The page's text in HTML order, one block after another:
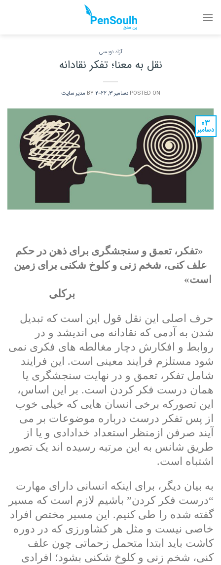
آزاد نویسی
نقل به معنا؛ تفکر نقادانه
POSTED ON دسامبر 3, 2022 BY مدیر سایت
03
دسامبر
«تفکر، تعمق و سنجشگری برای ذهن در حکم
علف کنی، شخم زنی و کلوخ شکنی برای زمین
است»
برکلی
حرف اصلی این نقل قول این است که تبدیل
شدن به آدمی که نقادانه می اندیشد و در
روابط و افکارش دچار مغالطه های فکری نمی
شود مستلزم فرایند معینی است. این فرایند
شامل تفکر، تعمق و در نهایت سنجشگری یا
همان درست فکر کردن است. بر این اساس،
این تصورکه برخی انسان هایی که خیلی خوب
از پس تفکر درست درباره موضوعات بر می
آیند صرفن ازمنظر استعداد خدادادی و یا از
طریق شانس به این مرتبه رسیده اند یک تصور
اشتباه است.
به بیان دیگر، برای اینکه انسانی دارای مهارت
“درست فکر کردن” باشیم لازم است که مسیر
گفته شده را طی کنیم. این مسیر مختص افراد
خاصی نیست و مثل هر کشاورزی که در دوره
کاشت باید ابتدا متحمل زحماتی چون علف
کنی، شخم زنی و کلوخ شکنی بشود؛ افرادی